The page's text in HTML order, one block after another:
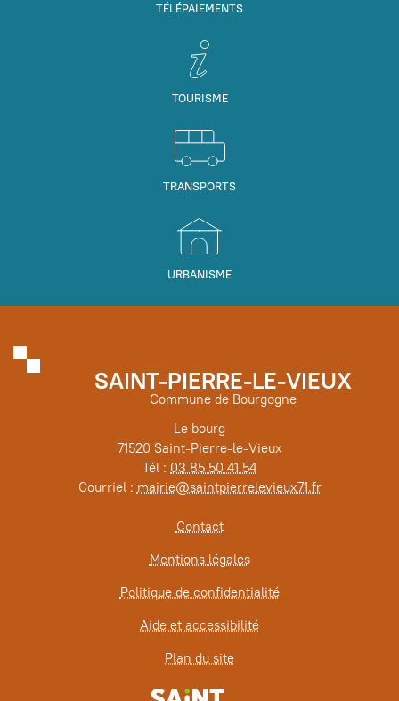
TÉLÉPAIEMENTS
TOURISME
TRANSPORTS
URBANISME
SAINT-PIERRE-LE-VIEUX
Commune de Bourgogne
Le bourg
71520 Saint-Pierre-le-Vieux
Tél : 03 85 50 41 54
Courriel : mairie@saintpierrelevieux71.fr
Contact
Mentions légales
Politique de confidentialité
Aide et accessibilité
Plan du site